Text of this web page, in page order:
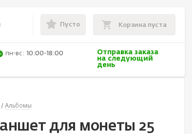
Пусто Корзина пуста
пн-вс: 10:00-18:00
Отправка заказа
на следующий
день
Альбомы
для монеты 25